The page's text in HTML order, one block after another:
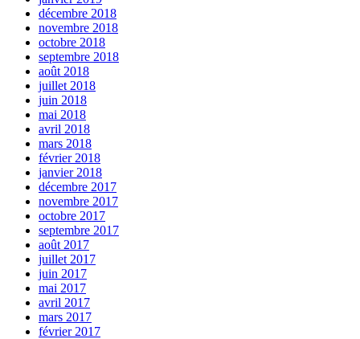
décembre 2018
novembre 2018
octobre 2018
septembre 2018
août 2018
juillet 2018
juin 2018
mai 2018
avril 2018
mars 2018
février 2018
janvier 2018
décembre 2017
novembre 2017
octobre 2017
septembre 2017
août 2017
juillet 2017
juin 2017
mai 2017
avril 2017
mars 2017
février 2017